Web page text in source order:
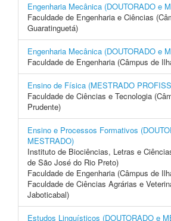
Engenharia Mecânica (DOUTORADO e
Faculdade de Engenharia e Ciências
Guaratinguetá)
Engenharia Mecânica (DOUTORADO e
Faculdade de Engenharia (Câmpus de
Ensino de Física (MESTRADO
Faculdade de Ciências e Tecnologia
Prudente)
Ensino e Processos Formativos
MESTRADO)
Instituto de Biociências, Letras e
de São José do Rio Preto)
Faculdade de Engenharia (Câmpus de
Faculdade de Ciências Agrárias e
Jaboticabal)
Estudos Linguísticos (DOUTORADO e